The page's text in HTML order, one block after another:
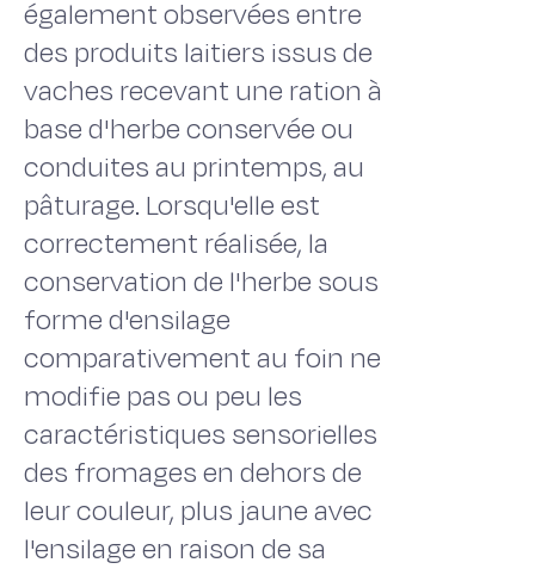
également observées entre
des produits laitiers issus de
vaches recevant une ration à
base d'herbe conservée ou
conduites au printemps, au
pâturage. Lorsqu'elle est
correctement réalisée, la
conservation de l'herbe sous
forme d'ensilage
comparativement au foin ne
modifie pas ou peu les
caractéristiques sensorielles
des fromages en dehors de
leur couleur, plus jaune avec
l'ensilage en raison de sa